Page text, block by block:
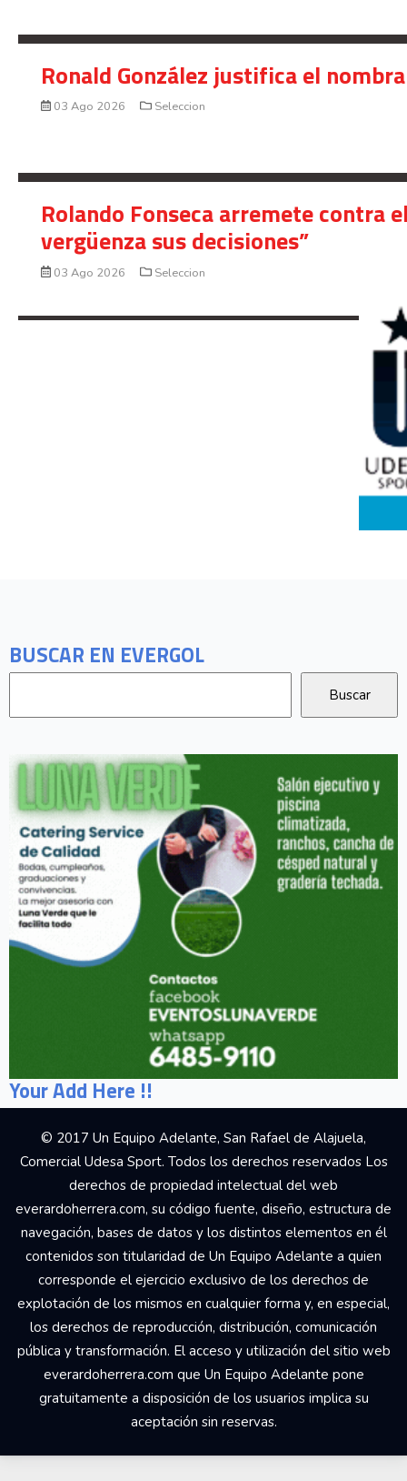
BUSCAR EN EVERGOL
Your Add Here !!
Ronald González justifica el
03 Ago 2026 Seleccion
Rolando Fonseca arremete contra
vergüenza sus decisiones”
03 Ago 2026 Seleccion
© 2017 Un Equipo Adelante, San Rafael de Alajuela,
Comercial Udesa Sport. Todos los derechos reservados Los
derechos de propiedad intelectual del web
everardoherrera.com, su código fuente, diseño, estructura de
navegación, bases de datos y los distintos elementos en él
contenidos son titularidad de Un Equipo Adelante a quien
corresponde el ejercicio exclusivo de los derechos de
explotación de los mismos en cualquier forma y, en especial,
los derechos de reproducción, distribución, comunicación
pública y transformación. El acceso y utilización del sitio web
everardoherrera.com que Un Equipo Adelante pone
gratuitamente a disposición de los usuarios implica su
aceptación sin reservas.